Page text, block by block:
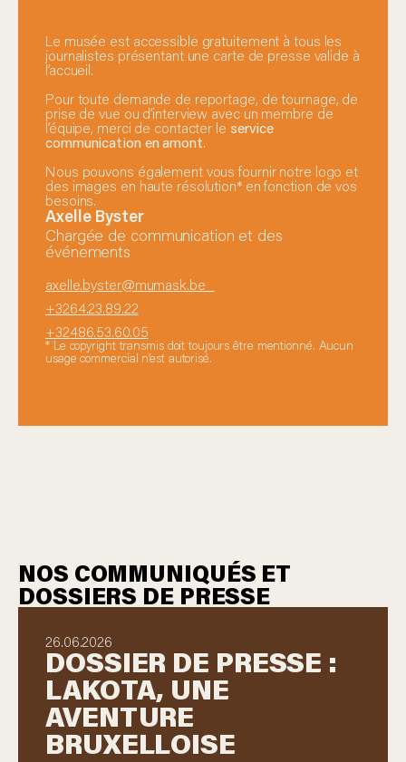
Le musée est accessible gratuitement à tous les
journalistes présentant une carte de presse valide à
l’accueil.
Pour toute demande de reportage, de tournage, de
prise de vue ou d’interview avec un membre de
l’équipe, merci de contacter le service
communication en amont.
Nous pouvons également vous fournir notre logo et
des images en haute résolution* en fonction de vos
besoins.
Axelle Byster
Chargée de communication et des
événements
axelle.byster@mumask.be
+3264.23.89.22
+32486.53.60.05
* Le copyright transmis doit toujours être mentionné. Aucun
usage commercial n’est autorisé.
NOS COMMUNIQUÉS ET
DOSSIERS DE PRESSE
26.06.2026
DOSSIER DE PRESSE :
LAKOTA, UNE
AVENTURE
BRUXELLOISE